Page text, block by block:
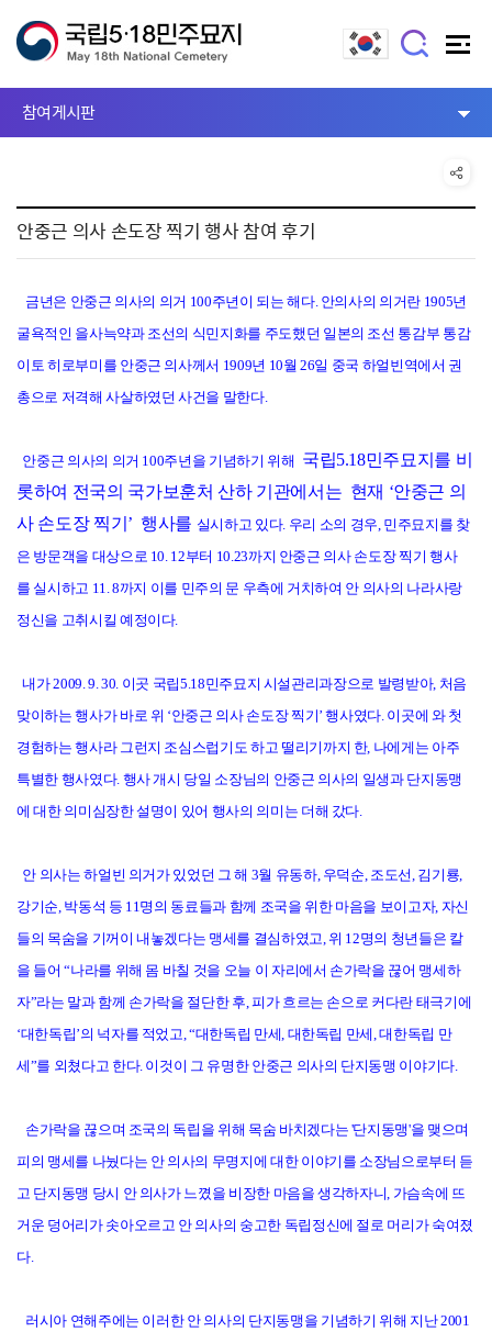
참여게시판
안중근 의사 손도장 찍기 행사 참여 후기
금년은 안중근 의사의 의거 100주년이 되는 해다. 안의사의 의거란 1905년
굴욕적인 을사늑약과 조선의 식민지화를 주도했던 일본의 조선 통감부 통감
이토 히로부미를 안중근 의사께서 1909년 10월 26일 중국 하얼빈역에서 권
총으로 저격해 사살하였던 사건을 말한다.
안중근 의사의 의거 100주년을 기념하기 위해 국립5.18민주묘지를 비
롯하여 전국의 국가보훈처 산하 기관에서는 현재 ‘안중근 의
사 손도장 찍기’ 행사를 실시하고 있다. 우리 소의 경우, 민주묘지를 찾
은 방문객을 대상으로 10. 12부터 10.23까지 안중근 의사 손도장 찍기 행사
를 실시하고 11. 8까지 이를 민주의 문 우측에 거치하여 안 의사의 나라사랑
정신을 고취시킬 예정이다.
내가 2009. 9. 30. 이곳 국립5.18민주묘지 시설관리과장으로 발령받아, 처음
맞이하는 행사가 바로 위 ‘안중근 의사 손도장 찍기’ 행사였다. 이곳에 와 첫
경험하는 행사라 그런지 조심스럽기도 하고 떨리기까지 한, 나에게는 아주
특별한 행사였다. 행사 개시 당일 소장님의 안중근 의사의 일생과 단지동맹
에 대한 의미심장한 설명이 있어 행사의 의미는 더해 갔다.
안 의사는 하얼빈 의거가 있었던 그 해 3월 유동하, 우덕순, 조도선, 김기룡,
강기순, 박동석 등 11명의 동료들과 함께 조국을 위한 마음을 보이고자, 자신
들의 목숨을 기꺼이 내놓겠다는 맹세를 결심하였고, 위 12명의 청년들은 칼
을 들어 “나라를 위해 몸 바칠 것을 오늘 이 자리에서 손가락을 끊어 맹세하
자”라는 말과 함께 손가락을 절단한 후, 피가 흐르는 손으로 커다란 태극기에
‘대한독립’의 넉자를 적었고, “대한독립 만세, 대한독립 만세, 대한독립 만
세”를 외쳤다고 한다. 이것이 그 유명한 안중근 의사의 단지동맹 이야기다.
손가락을 끊으며 조국의 독립을 위해 목숨 바치겠다는 '단지동맹'을 맺으며
피의 맹세를 나눴다는 안 의사의 무명지에 대한 이야기를 소장님으로부터 듣
고 단지동맹 당시 안 의사가 느꼈을 비장한 마음을 생각하자니, 가슴속에 뜨
거운 덩어리가 솟아오르고 안 의사의 숭고한 독립정신에 절로 머리가 숙여졌
다.
러시아 연해주에는 이러한 안 의사의 단지동맹을 기념하기 위해 지난 2001